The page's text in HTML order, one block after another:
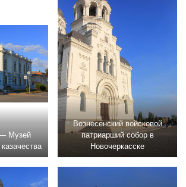
— Музей
Вознесенский войсковой
патриарший собор в
Новочеркасске